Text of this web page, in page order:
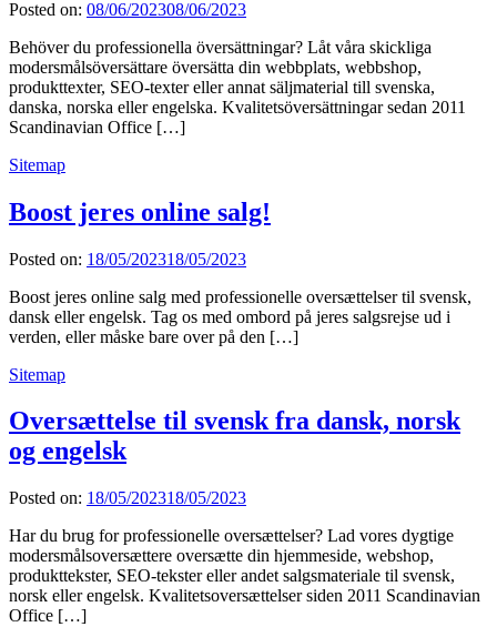
Posted on: 08/06/202308/06/2023
Behöver du professionella översättningar? Låt våra skickliga
modersmålsöversättare översätta din webbplats, webbshop,
produkttexter, SEO-texter eller annat säljmaterial till svenska,
danska, norska eller engelska. Kvalitetsöversättningar sedan 2011
Scandinavian Office […]
Sitemap
Boost jeres online salg!
Posted on: 18/05/202318/05/2023
Boost jeres online salg med professionelle oversættelser til svensk,
dansk eller engelsk. Tag os med ombord på jeres salgsrejse ud i
verden, eller måske bare over på den […]
Sitemap
Oversættelse til svensk fra dansk, norsk
og engelsk
Posted on: 18/05/202318/05/2023
Har du brug for professionelle oversættelser? Lad vores dygtige
modersmålsoversættere oversætte din hjemmeside, webshop,
produkttekster, SEO-tekster eller andet salgsmateriale til svensk,
norsk eller engelsk. Kvalitetsoversættelser siden 2011 Scandinavian
Office […]